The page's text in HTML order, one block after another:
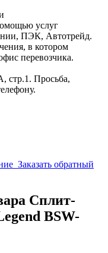
услуг
ПЭК, Автотрейд.
в котором
перевозчика.
стр.1. Просьба,
Заказать обратный
Сплит-
BSW-